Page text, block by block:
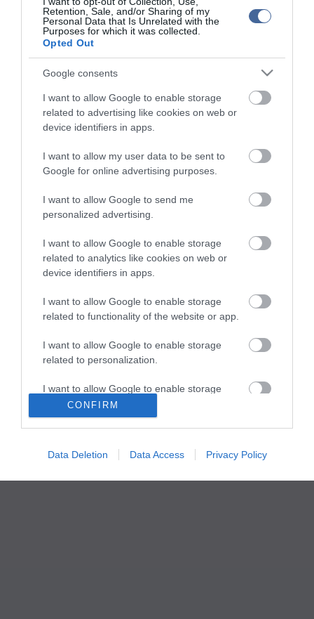
Retention, Sale, and/or Sharing of my
Personal Data that Is Unrelated with the
Purposes for which it was collected.
Opted Out
Google consents
I want to allow Google to enable storage
related to advertising like cookies on web or
device identifiers in apps.
I want to allow my user data to be sent to
Google for online advertising purposes.
I want to allow Google to send me
personalized advertising.
I want to allow Google to enable storage
related to analytics like cookies on web or
device identifiers in apps.
I want to allow Google to enable storage
related to functionality of the website or app.
I want to allow Google to enable storage
related to personalization.
I want to allow Google to enable storage
related to security, including authentication
functionality and fraud prevention, and other
CONFIRM
Data Deletion Data Access Privacy Policy
Portál szoftver és szerkesztőségi CMS, DMS rendszer:© PortalWare, 2017
Magnum IT Kft.
Médiaajánlat és hirdetési akciók
nyiltakozat• Fórum•Írj Nekünk!•